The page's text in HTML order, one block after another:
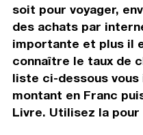
soit pour voyager,
des achats par
importante et plus il
connaître le taux de
liste ci-dessous vous
montant en Franc
Livre. Utilisez la